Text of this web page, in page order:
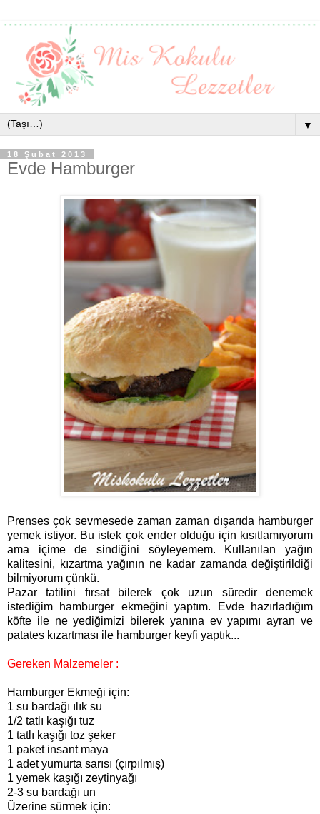
▼
18 Şubat 2013
Evde Hamburger
Prenses çok sevmesede zaman zaman dışarıda hamburger
yemek istiyor. Bu istek çok ender olduğu için kısıtlamıyorum
ama içime de sindiğini söyleyemem. Kullanılan yağın
kalitesini, kızartma yağının ne kadar zamanda değiştirildiği
bilmiyorum çünkü.
Pazar tatilini fırsat bilerek çok uzun süredir denemek
istediğim hamburger ekmeğini yaptım. Evde hazırladığım
köfte ile ne yediğimizi bilerek yanına ev yapımı ayran ve
patates kızartması ile hamburger keyfi yaptık...
Gereken Malzemeler :
Hamburger Ekmeği için:
1 su bardağı ılık su
1/2 tatlı kaşığı tuz
1 tatlı kaşığı toz şeker
1 paket insant maya
1 adet yumurta sarısı (çırpılmış)
1 yemek kaşığı zeytinyağı
2-3 su bardağı un
Üzerine sürmek için: